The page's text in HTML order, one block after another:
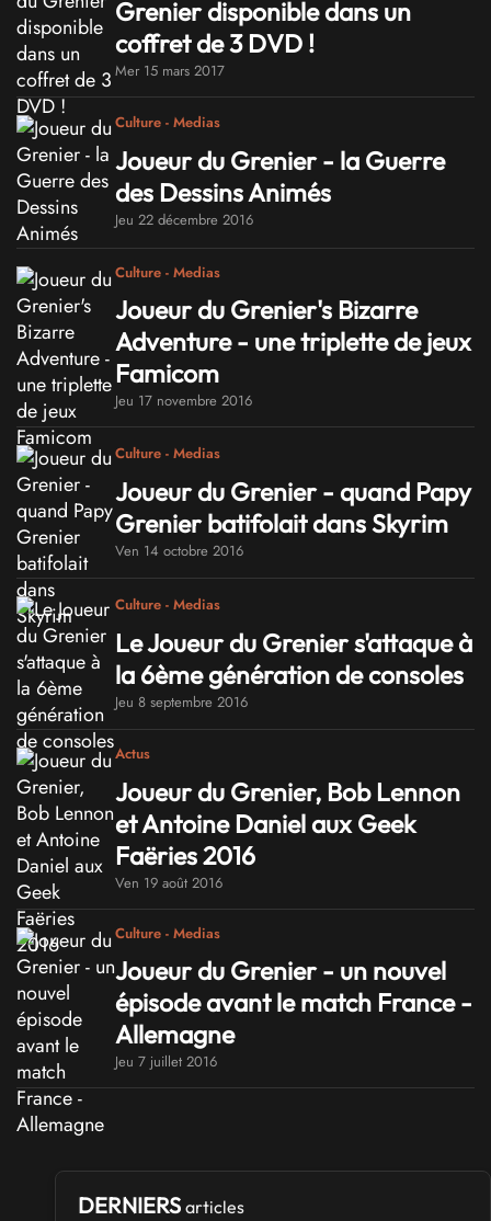
Grenier disponible dans un
coffret de 3 DVD !
Mer 15 mars 2017
Culture - Medias
Joueur du Grenier - la Guerre
des Dessins Animés
Jeu 22 décembre 2016
Culture - Medias
Joueur du Grenier's Bizarre
Adventure - une triplette de jeux
Famicom
Jeu 17 novembre 2016
Culture - Medias
Joueur du Grenier - quand Papy
Grenier batifolait dans Skyrim
Ven 14 octobre 2016
Culture - Medias
Le Joueur du Grenier s'attaque à
la 6ème génération de consoles
Jeu 8 septembre 2016
Actus
Joueur du Grenier, Bob Lennon
et Antoine Daniel aux Geek
Faëries 2016
Ven 19 août 2016
Culture - Medias
Joueur du Grenier - un nouvel
épisode avant le match France -
Allemagne
Jeu 7 juillet 2016
DERNIERS articles